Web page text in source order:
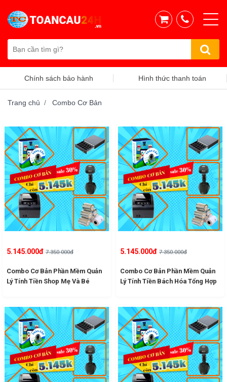
Hình thức thanh toán Chính sách vận chuyển
Trang chủ Combo Cơ Bản
5.145.000đ7.350.000đ
Combo Cơ Bản Phần Mềm Quản
Lý Tính Tiền Shop Mẹ Và Bé
5.145.000đ7.350.000đ
Combo Cơ Bản Phần Mềm Quản
Lý Tính Tiền Bách Hóa Tổng Hợp